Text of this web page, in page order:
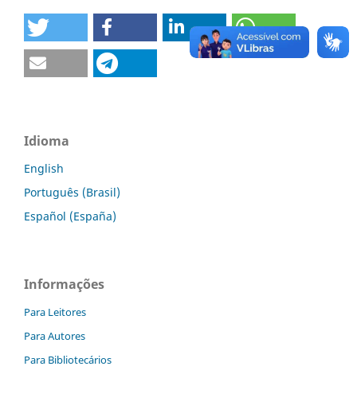
Idioma
English
Português (Brasil)
Español (España)
Informações
Para Leitores
Para Autores
Para Bibliotecários